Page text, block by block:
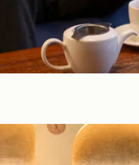
Aanbiedingen &
Neem contact met